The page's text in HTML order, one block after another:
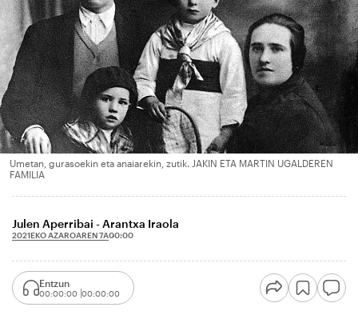
Umetan, gurasoekin eta anaiarekin, zutik. JAKIN ETA MARTIN UGALDEREN
FAMILIA
Julen Aperribai - Arantxa Iraola
2021EKO AZAROAREN 7A00:00
Entzun
00:00:00 00:00:00